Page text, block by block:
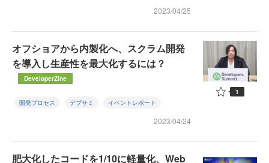
2023/04/25
オフショアから内製化へ、スクラム開発
を導入し生産性を最大化するには？
DeveloperZine
開発プロセス デブサミ イベントレポート
2023/04/24
1
肥大化したコードを1/10に軽量化、Web